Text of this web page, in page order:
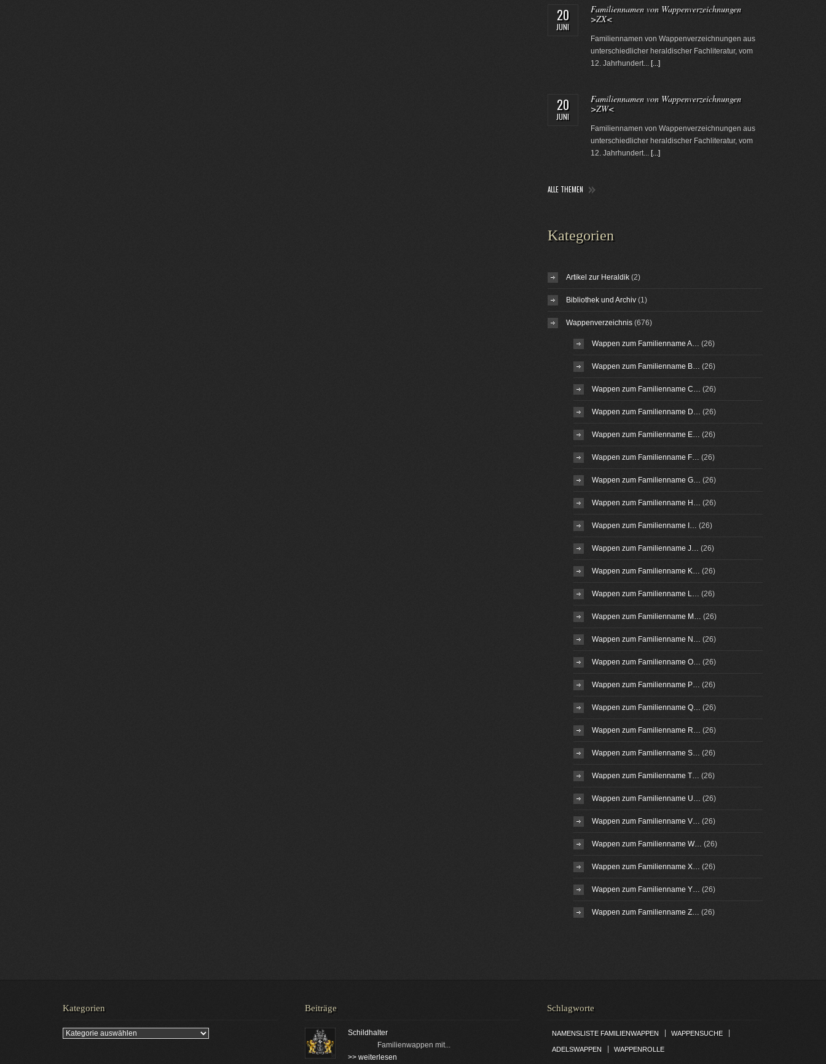
20
JUNI
Familiennamen von Wappenverzeichnungen
>ZX<
Familiennamen von Wappenverzeichnungen aus
unterschiedlicher heraldischer Fachliteratur, vom
12. Jahrhundert... [...]
20
JUNI
Familiennamen von Wappenverzeichnungen
>ZW<
Familiennamen von Wappenverzeichnungen aus
unterschiedlicher heraldischer Fachliteratur, vom
12. Jahrhundert... [...]
ALLE THEMEN
Kategorien
Artikel zur Heraldik(2)
Bibliothek und Archiv(1)
Wappenverzeichnis(676)
Wappen zum Familienname A… (26)
Wappen zum Familienname B… (26)
Wappen zum Familienname C… (26)
Wappen zum Familienname D… (26)
Wappen zum Familienname E… (26)
Wappen zum Familienname F… (26)
Wappen zum Familienname G… (26)
Wappen zum Familienname H… (26)
Wappen zum Familienname I… (26)
Wappen zum Familienname J… (26)
Wappen zum Familienname K… (26)
Wappen zum Familienname L… (26)
Wappen zum Familienname M… (26)
Wappen zum Familienname N… (26)
Wappen zum Familienname O… (26)
Wappen zum Familienname P… (26)
Wappen zum Familienname Q… (26)
Wappen zum Familienname R… (26)
Wappen zum Familienname S… (26)
Wappen zum Familienname T… (26)
Wappen zum Familienname U… (26)
Wappen zum Familienname V… (26)
Wappen zum Familienname W… (26)
Wappen zum Familienname X… (26)
Wappen zum Familienname Y… (26)
Wappen zum Familienname Z… (26)
Kategorien
Kategorien
Beiträge
Schildhalter
Familienwappen mit...
>> weiterlesen
Schlagworte
NAMENSLISTE FAMILIENWAPPEN WAPPENSUCHE
ADELSWAPPEN WAPPENROLLE